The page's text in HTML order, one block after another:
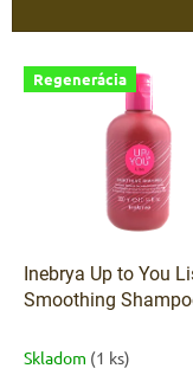
i
V Regenerácia
Inebrya Up to You
Smoothing
Skladom (1 ks)